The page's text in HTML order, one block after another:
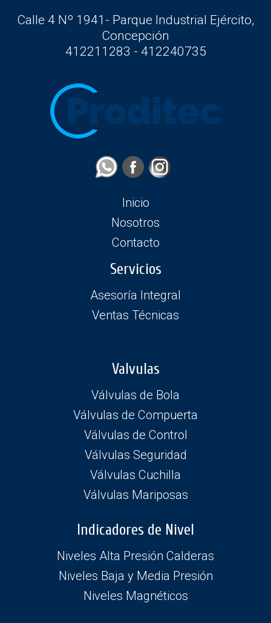
Calle 4 Nº 1941- Parque Industrial Ejército,
Concepción
412211283 - 412240735
Inicio
Nosotros
Contacto
Servicios
Asesoría Integral
Ventas Técnicas
Valvulas
Válvulas de Bola
Válvulas de Compuerta
Válvulas de Control
Válvulas Seguridad
Válvulas Cuchilla
Válvulas Mariposas
Indicadores de Nivel
Niveles Alta Presión Calderas
Niveles Baja y Media Presión
Niveles Magnéticos